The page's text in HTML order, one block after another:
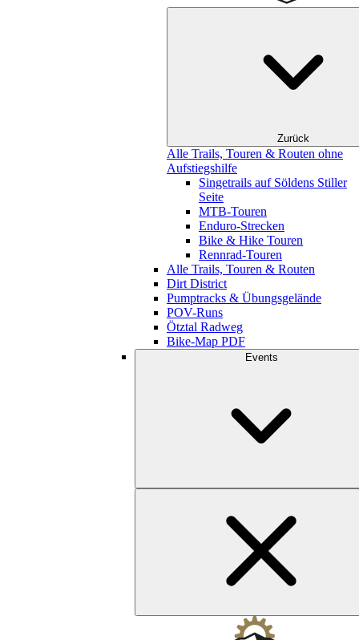
Zurück
Alle Trails, Touren & Routen ohne
Aufstiegshilfe
Singetrails auf Söldens Stiller
Seite
MTB-Touren
Enduro-Strecken
Bike & Hike Touren
Rennrad-Touren
Alle Trails, Touren & Routen
Dirt District
Pumptracks & Übungsgelände
POV-Runs
Ötztal Radweg
Bike-Map PDF
Events